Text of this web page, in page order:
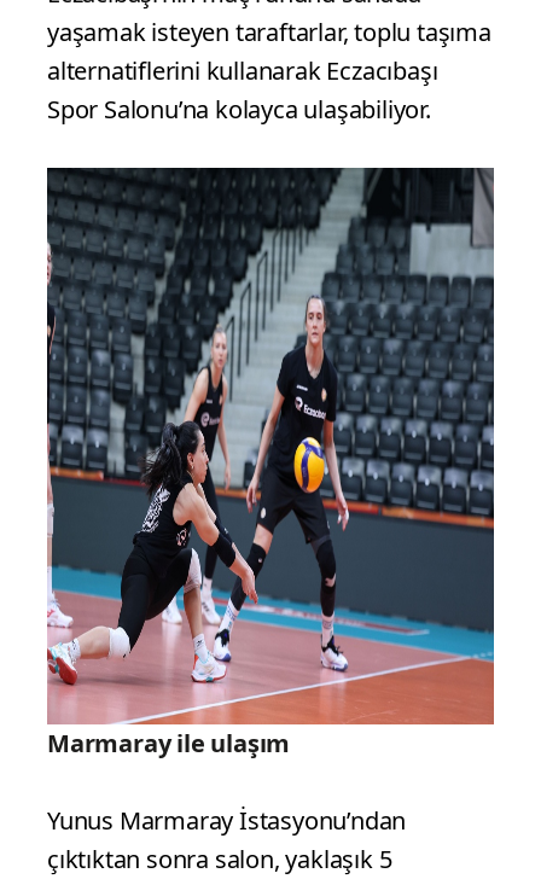
yaşamak isteyen taraftarlar, toplu taşıma
alternatiflerini kullanarak Eczacıbaşı
Spor Salonu’na kolayca ulaşabiliyor.
Marmaray ile ulaşım
Yunus Marmaray İstasyonu’ndan
çıktıktan sonra salon, yaklaşık 5